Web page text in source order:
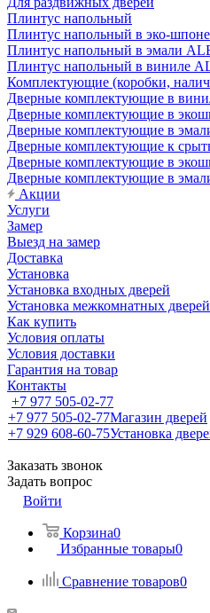
Плинтус напольный
Плинтус напольный в эко-
Плинтус напольный в эмали
Плинтус напольный в виниле
Комплектующие (коробки,
Дверные комплектующие в
Дверные комплектующие в
Дверные комплектующие в
Дверные комплектующие к
Дверные комплектующие в
Дверные комплектующие в
Акции
Услуги
Замер
Выезд на замер
Доставка
Установка
Установка входных дверей
Установка межкомнатных дверей
Как купить
Условия оплаты
Условия доставки
Гарантия на товар
Контакты
+7 977 505-02-77
+7 977 505-02-77Магазин дверей
+7 929 608-60-75Установка
Заказать звонок
Задать вопрос
Войти
Корзина0
Избранные товары0
Сравнение товаров0